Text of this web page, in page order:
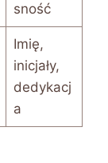
sność
Imię,
inicjały,
dedykacj
a